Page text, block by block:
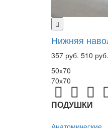
Нижняя
357 руб. 510 руб.
50х70
70х70
ПОДУШКИ